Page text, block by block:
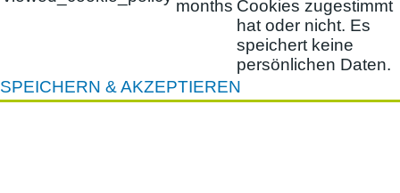
months Cookies zugestimmt
hat oder nicht. Es
speichert keine
persönlichen Daten.
SPEICHERN & AKZEPTIEREN